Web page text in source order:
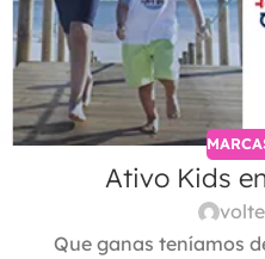
Ativo Kids
Que ganas teníamos